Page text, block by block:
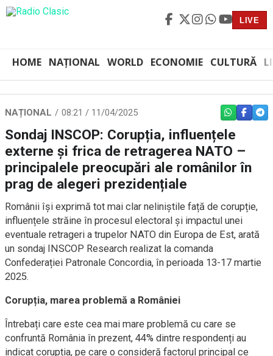
LIVE
HOME NAȚIONAL WORLD ECONOMIE CULTURĂ
NAȚIONAL 08:21 / 11/04/2025 WHATSAPP
Sondaj INSCOP: Corupția, influențele
externe și frica de retragerea NATO –
principalele preocupări ale românilor în
prag de alegeri prezidențiale
Românii își exprimă tot mai clar neliniștile față de corupție,
influențele străine în procesul electoral și impactul unei
eventuale retrageri a trupelor NATO din Europa de Est, arată
un sondaj INSCOP Research realizat la comanda
Confederației Patronale Concordia, în perioada 13-17 martie
2025.
Corupția, marea problemă a României
Întrebați care este cea mai mare problemă cu care se
confruntă România în prezent, 44% dintre respondenți au
indicat corupția, pe care o consideră factorul principal ce